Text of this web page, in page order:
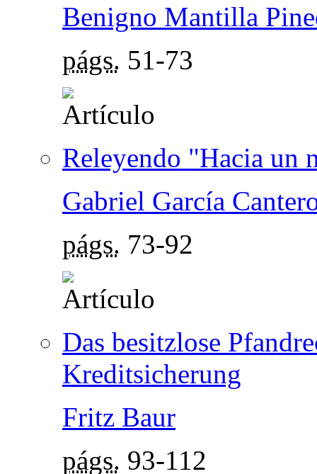
Benigno Mantilla
págs. 51-73
Releyendo "Hacia un
Gabriel García
págs. 73-92
Das besitzlose
Kreditsicherung
Fritz Baur
págs. 93-112